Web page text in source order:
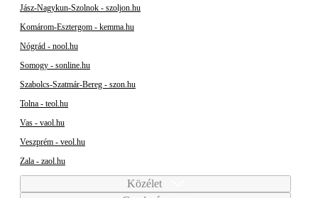
Jász-Nagykun-Szolnok - szoljon.hu
Komárom-Esztergom - kemma.hu
Nógrád - nool.hu
Somogy - sonline.hu
Szabolcs-Szatmár-Bereg - szon.hu
Tolna - teol.hu
Vas - vaol.hu
Veszprém - veol.hu
Zala - zaol.hu
Közélet